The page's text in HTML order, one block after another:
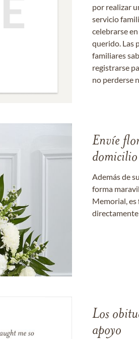
por realizar
servicio
celebrarse
querido. Las
familiares
registrarse
no perderse
Envíe
Además de
forma
Memorial, es
Los
apoyo